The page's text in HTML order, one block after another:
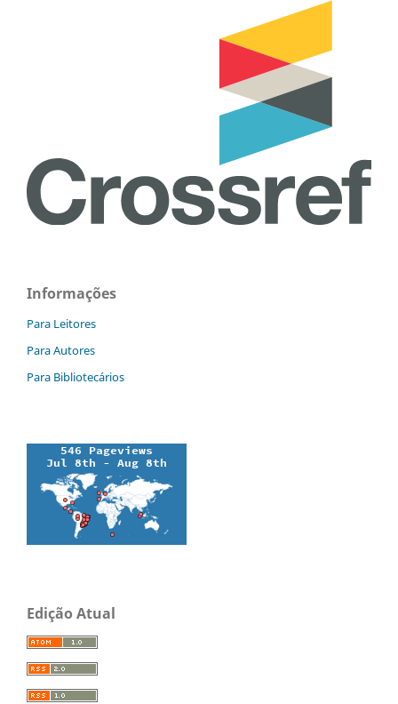
Informações
Para Leitores
Para Autores
Para Bibliotecários
Edição Atual